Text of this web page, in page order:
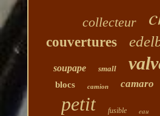
collecteur
couvertures
soupape small
blocs camion camaro
petit fusible eau